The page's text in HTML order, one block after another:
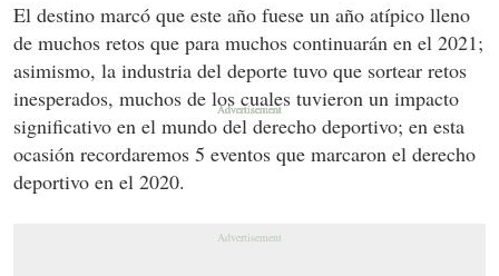
El destino marcó que este año fuese un año atípico lleno
de muchos retos que para muchos continuarán en el 2021;
asimismo, la industria del deporte tuvo que sortear retos
inesperados, muchos de los cuales tuvieron un impacto
significativo en el mundo del derecho deportivo; en esta
ocasión recordaremos 5 eventos que marcaron el derecho
deportivo en el 2020.